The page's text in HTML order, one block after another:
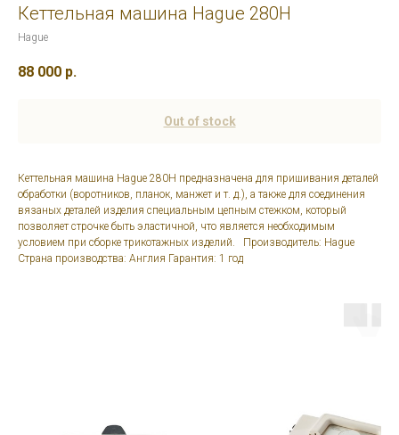
Кеттельная машина Hague 280H
Hague
88 000 р.
Out of stock
Кеттельная машина Hague 280H предназначена для пришивания деталей
обработки (воротников, планок, манжет и т. д.), а также для соединения
вязаных деталей изделия специальным цепным стежком, который
позволяет строчке быть эластичной, что является необходимым
условием при сборке трикотажных изделий. Производитель: Hague
Страна производства: Англия Гарантия: 1 год